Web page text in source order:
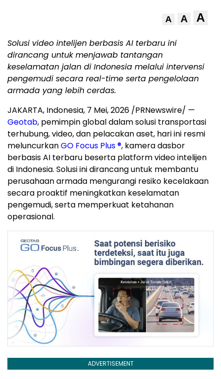
A A A
Solusi video intelijen berbasis AI terbaru ini
dirancang untuk menjawab tantangan
keselamatan jalan di Indonesia melalui intervensi
pengemudi secara real-time serta pengelolaan
armada yang lebih cerdas.
JAKARTA, Indonesia, 7 Mei, 2026 /PRNewswire/ —
Geotab, pemimpin global dalam solusi transportasi
terhubung, video, dan pelacakan aset, hari ini resmi
meluncurkanGO Focus Plus ®, kamera dasbor
berbasis AI terbaru beserta platform video intelijen
di Indonesia. Solusi ini dirancang untuk membantu
perusahaan armada mengurangi resiko kecelakaan
secara proaktif meningkatkan keselamatan
pengemudi, serta memperkuat ketahanan
operasional.
ADVERTISEMENT